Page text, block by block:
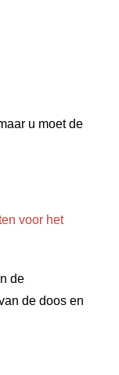
u moet de
voor het
de
de doos en